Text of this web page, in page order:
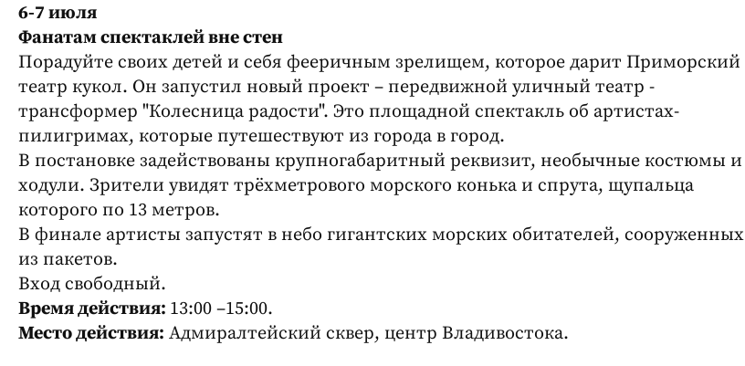
6-7 июля
Фанатам спектаклей вне стен
Порадуйте своих детей и себя фееричным зрелищем, которое дарит Приморский
театр кукол. Он запустил новый проект – передвижной уличный театр -
трансформер "Колесница радости". Это площадной спектакль об артистах-
пилигримах, которые путешествуют из города в город.
В постановке задействованы крупногабаритный реквизит, необычные костюмы и
ходули. Зрители увидят трёхметрового морского конька и спрута, щупальца
которого по 13 метров.
В финале артисты запустят в небо гигантских морских обитателей, сооруженных
из пакетов.
Вход свободный.
Время действия: 13:00 –15:00.
Место действия: Адмиралтейский сквер, центр Владивостока.